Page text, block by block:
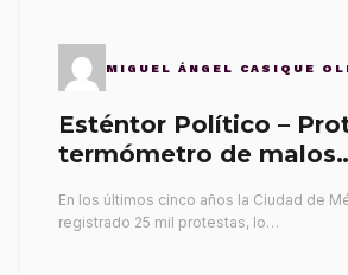
MIGUEL ÁNGEL CASIQUE
Esténtor Político –
termómetro de malos
En los últimos cinco años la Ciudad de
registrado 25 mil protestas, lo…